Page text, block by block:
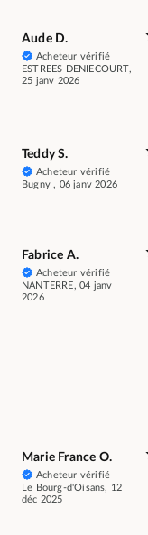
Aude D.
Acheteur vérifié
ESTREES DENIECOURT,
25 janv 2026
Teddy S.
Acheteur vérifié
Bugny , 06 janv 2026
Fabrice A.
Acheteur vérifié
NANTERRE, 04 janv
2026
Marie France O.
Acheteur vérifié
Le Bourg-d'Oisans, 12
déc 2025